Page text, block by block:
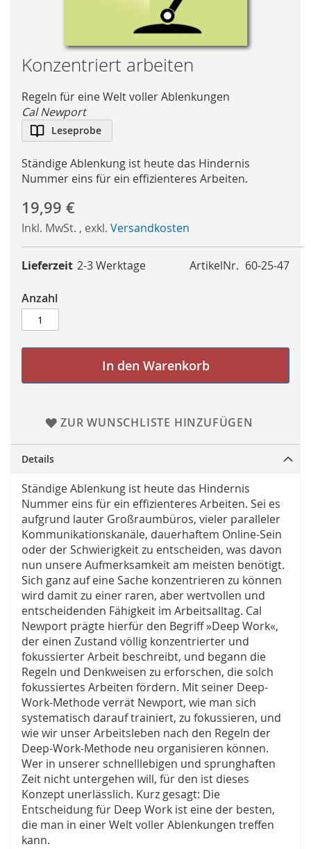
Skip
to
the
beginning
of
the
gallery
Konzentriert arbeiten
Regeln für eine Welt voller Ablenkungen
Cal Newport
Leseprobe
Ständige Ablenkung ist heute das Hindernis
Nummer eins für ein effizienteres Arbeiten.
19,99 €
Inkl. MwSt. , exkl. Versandkosten
ArtikelNr. 60-25-47
Lieferzeit 2-3 Werktage
Anzahl
In den Warenkorb
ZUR WUNSCHLISTE HINZUFÜGEN
Details
Ständige Ablenkung ist heute das Hindernis
Nummer eins für ein effizienteres Arbeiten. Sei es
aufgrund lauter Großraumbüros, vieler paralleler
Kommunikationskanäle, dauerhaftem Online-Sein
oder der Schwierigkeit zu entscheiden, was davon
nun unsere Aufmerksamkeit am meisten benötigt.
Sich ganz auf eine Sache konzentrieren zu können
wird damit zu einer raren, aber wertvollen und
entscheidenden Fähigkeit im Arbeitsalltag. Cal
Newport prägte hierfür den Begriff »Deep Work«,
der einen Zustand völlig konzentrierter und
fokussierter Arbeit beschreibt, und begann die
Regeln und Denkweisen zu erforschen, die solch
fokussiertes Arbeiten fördern. Mit seiner Deep-
Work-Methode verrät Newport, wie man sich
systematisch darauf trainiert, zu fokussieren, und
wie wir unser Arbeitsleben nach den Regeln der
Deep-Work-Methode neu organisieren können.
Wer in unserer schnelllebigen und sprunghaften
Zeit nicht untergehen will, für den ist dieses
Konzept unerlässlich. Kurz gesagt: Die
Entscheidung für Deep Work ist eine der besten,
die man in einer Welt voller Ablenkungen treffen
kann.